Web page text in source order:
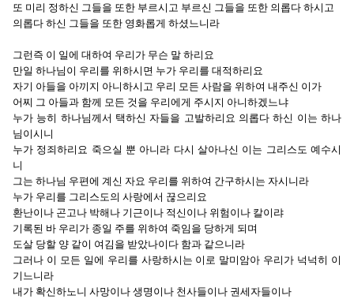
또 미리 정하신 그들을 또한 부르시고 부르신 그들을 또한 의롭다 하시고
의롭다 하신 그들을 또한 영화롭게 하셨느니라
그런즉 이 일에 대하여 우리가 무슨 말 하리요
만일 하나님이 우리를 위하시면 누가 우리를 대적하리요
자기 아들을 아끼지 아니하시고 우리 모든 사람을 위하여 내주신 이가
어찌 그 아들과 함께 모든 것을 우리에게 주시지 아니하겠느냐
누가 능히 하나님께서 택하신 자들을 고발하리요 의롭다 하신 이는 하나
님이시니
누가 정죄하리요 죽으실 뿐 아니라 다시 살아나신 이는 그리스도 예수시
니
그는 하나님 우편에 계신 자요 우리를 위하여 간구하시는 자시니라
누가 우리를 그리스도의 사랑에서 끊으리요
환난이나 곤고나 박해나 기근이나 적신이나 위험이나 칼이랴
기록된 바 우리가 종일 주를 위하여 죽임을 당하게 되며
도살 당할 양 같이 여김을 받았나이다 함과 같으니라
그러나 이 모든 일에 우리를 사랑하시는 이로 말미암아 우리가 넉넉히 이
기느니라
내가 확신하노니 사망이나 생명이나 천사들이나 권세자들이나